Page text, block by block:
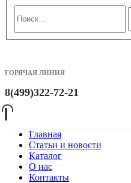
ГОРЯЧАЯ ЛИНИЯ
8(499)322-72-21
Главная
Статьи и новости
Каталог
О нас
Контакты